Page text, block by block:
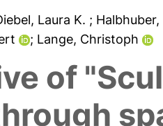
Laura K. ;
; Lange, Christoph
of